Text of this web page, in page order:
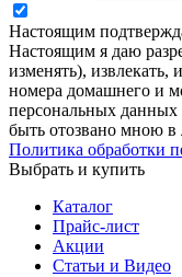
Настоящим
Настоящим я даю
изменять),
номера домашнего и
персональных данных
быть отозвано мною в
Политика обработки
Выбрать и купить
Каталог
Прайс-лист
Акции
Статьи и Видео